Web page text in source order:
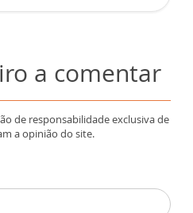
a comentar
de responsabilidade exclusiva de
a opinião do site.